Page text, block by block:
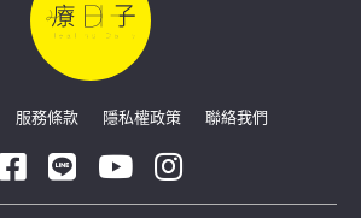
服務條款 隱私權政策 聯絡我們